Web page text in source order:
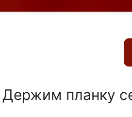
Держим планку